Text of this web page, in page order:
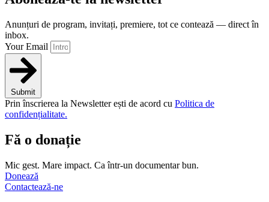
Anunțuri de program, invitați, premiere, tot ce contează — direct în
inbox.
Your Email
Submit
Prin înscrierea la Newsletter ești de acord cu Politica de
confidențialitate.
Fă o donație
Mic gest. Mare impact. Ca într-un documentar bun.
Donează
Contactează-ne